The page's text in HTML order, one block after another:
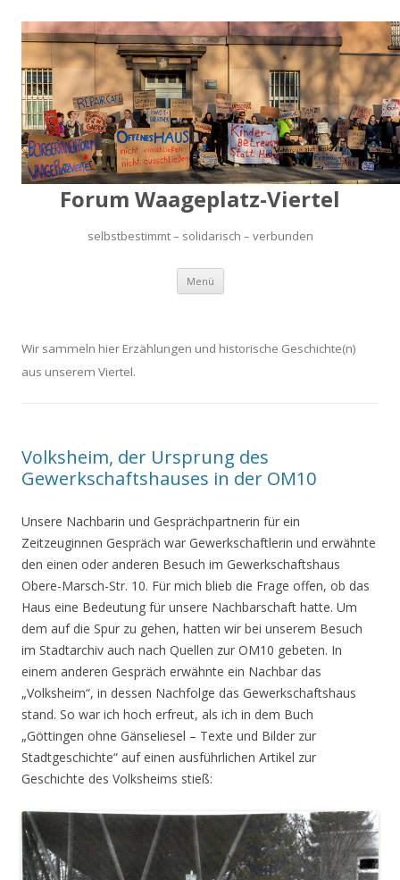
Forum Waageplatz-Viertel
selbstbestimmt – solidarisch – verbunden
Menü Springe
Inhalt
Wir sammeln hier Erzählungen und historische Geschichte(n)
aus unserem Viertel.
Volksheim, der Ursprung des
Gewerkschaftshauses in der OM10
Unsere Nachbarin und Gesprächpartnerin für ein
Zeitzeuginnen Gespräch war Gewerkschaftlerin und erwähnte
den einen oder anderen Besuch im Gewerkschaftshaus
Obere-Marsch-Str. 10. Für mich blieb die Frage offen, ob das
Haus eine Bedeutung für unsere Nachbarschaft hatte. Um
dem auf die Spur zu gehen, hatten wir bei unserem Besuch
im Stadtarchiv auch nach Quellen zur OM10 gebeten. In
einem anderen Gespräch erwähnte ein Nachbar das
„Volksheim“, in dessen Nachfolge das Gewerkschaftshaus
stand. So war ich hoch erfreut, als ich in dem Buch
„Göttingen ohne Gänseliesel – Texte und Bilder zur
Stadtgeschichte“ auf einen ausführlichen Artikel zur
Geschichte des Volksheims stieß: